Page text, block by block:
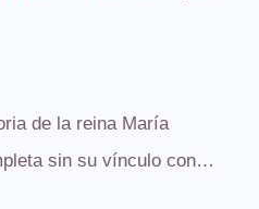
de la reina María
sin su vínculo con…